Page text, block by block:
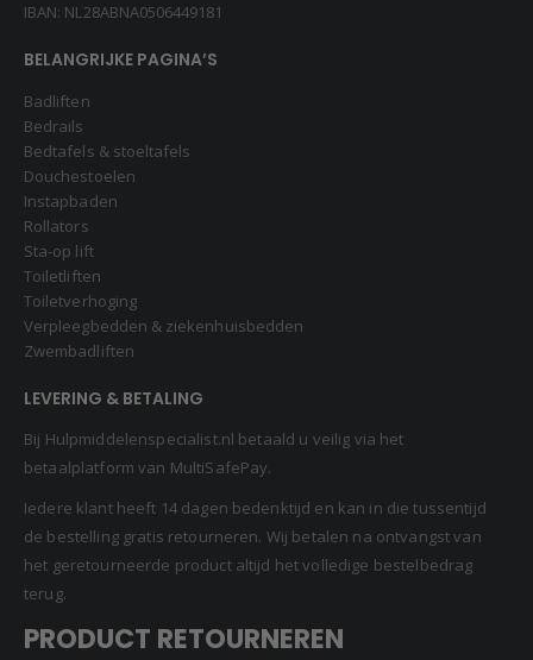
IBAN: NL28ABNA0506449181
BELANGRIJKE PAGINA’S
Badliften
Bedrails
Bedtafels & stoeltafels
Douchestoelen
Instapbaden
Rollators
Sta-op lift
Toiletliften
Toiletverhoging
Verpleegbedden & ziekenhuisbedden
Zwembadliften
LEVERING & BETALING
Bij Hulpmiddelenspecialist.nl betaald u veilig via het
betaalplatform van MultiSafePay.
Iedere klant heeft 14 dagen bedenktijd en kan in die tussentijd
de bestelling gratis retourneren. Wij betalen na ontvangst van
het geretourneerde product altijd het volledige bestelbedrag
terug.
PRODUCT RETOURNEREN